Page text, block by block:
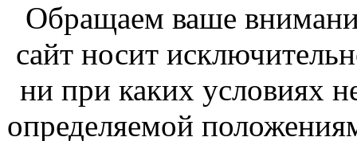
Обращаем ваше
сайт носит
ни при каких условиях
определяемой